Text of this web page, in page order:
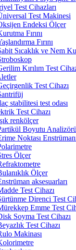
Test Cihazları
Test Makinesi
Endeksi Ölçer
Fırını
Fırını
Sıcaklık ve Nem
Kırılım Test
Test Cihazı
stabilitesi test odası
Test Cihazı
renkölçer
Boyutu Analizörü
Noktası
Ölçer
Ölçer
aksesuarları
Test Cihazı
Direnci Test
Emme Test
Soyma Test Cihazı
Test Cihazı
Makinası